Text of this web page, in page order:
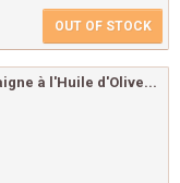
OUT OF STOCK
à l'Huile d'Olive...